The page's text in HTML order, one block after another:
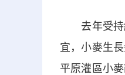
去年受持續
宜，小麥生
平原灌區小